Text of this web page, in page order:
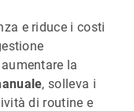
e riduce i costi
la
, solleva i
di routine e